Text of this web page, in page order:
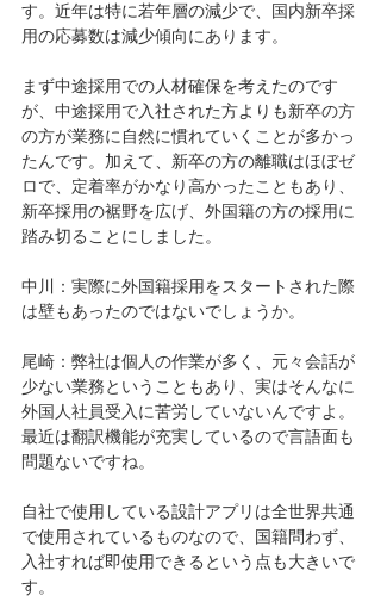
す。近年は特に若年層の減少で、国内新卒採
用の応募数は減少傾向にあります。
まず中途採用での人材確保を考えたのです
が、中途採用で入社された方よりも新卒の方
の方が業務に自然に慣れていくことが多かっ
たんです。加えて、新卒の方の離職はほぼゼ
ロで、定着率がかなり高かったこともあり、
新卒採用の裾野を広げ、外国籍の方の採用に
踏み切ることにしました。
中川：実際に外国籍採用をスタートされた際
は壁もあったのではないでしょうか。
尾崎：弊社は個人の作業が多く、元々会話が
少ない業務ということもあり、実はそんなに
外国人社員受入に苦労していないんですよ。
最近は翻訳機能が充実しているので言語面も
問題ないですね。
自社で使用している設計アプリは全世界共通
で使用されているものなので、国籍問わず、
入社すれば即使用できるという点も大きいで
す。